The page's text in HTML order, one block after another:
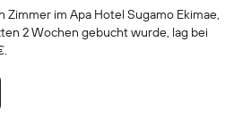
Zimmer im Apa Hotel Sugamo Ekimae,
2 Wochen gebucht wurde, lag bei